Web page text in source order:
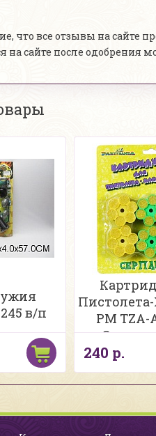
что все отзывы на сайте
на сайте после одобрения
в/п
PM TZA-
240 р.